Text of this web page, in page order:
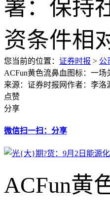
您当前的位置： 证券时报 > 公
ACFun黄色流鼻血图标：一
来源：证券时报网作者：李洛
点赞
分享
微信扫一扫：分享
ACFun黄